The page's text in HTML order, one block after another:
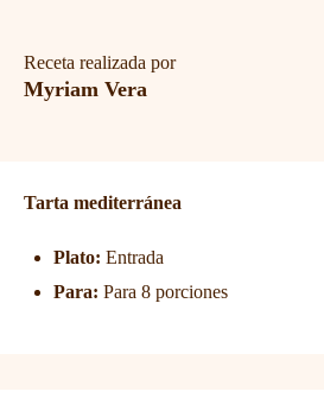
Receta realizada por
Myriam Vera
Tarta mediterránea
Plato: Entrada
Para: Para 8 porciones